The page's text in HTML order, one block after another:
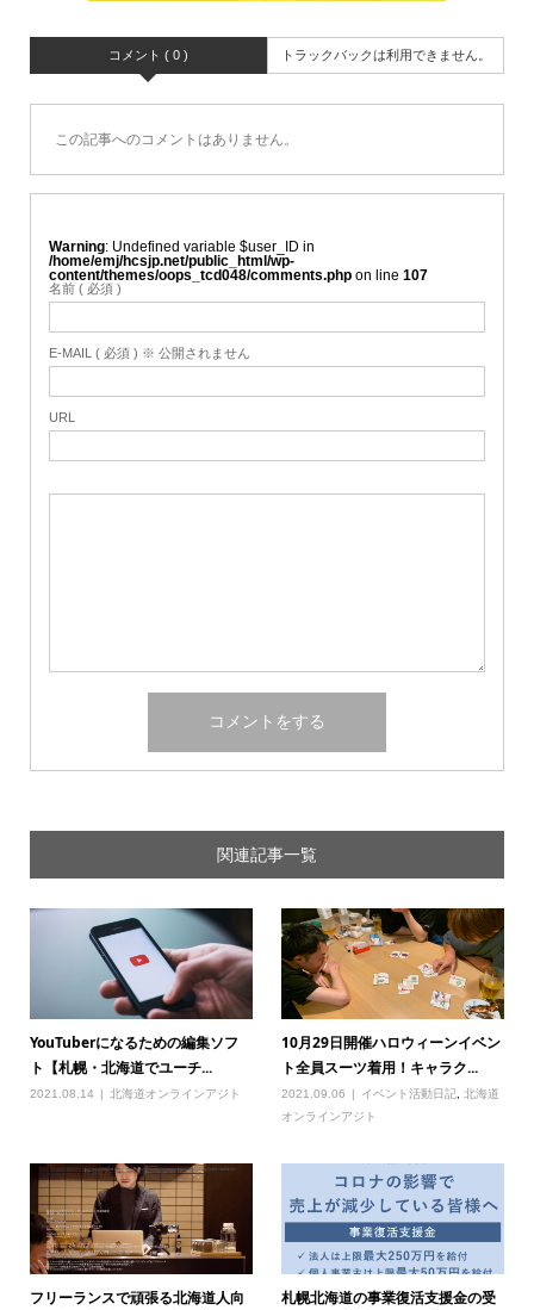
コメント ( 0 ) トラックバックは利用できません。
この記事へのコメントはありません。
Warning : Undefined variable $user_ID in
/home/emj/hcsjp.net/public_html/wp-
content/themes/oops_tcd048/comments.phpon line 107
名前 ( 必須 )
E-MAIL ( 必須 ) ※ 公開されません
URL
関連記事一覧
YouTuberになるための編集ソフ
ト【札幌・北海道でユーチ...
2021.08.14 北海道オンラインアジト
10月29日開催ハロウィーンイベン
ト全員スーツ着用！キャラク...
2021.09.06 イベント活動日記 ,北海道
オンラインアジト
フリーランスで頑張る北海道人向
札幌北海道の事業復活支援金の受